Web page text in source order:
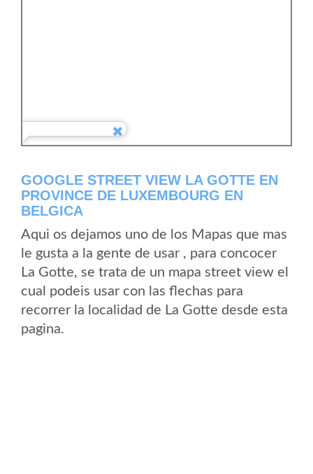
GOOGLE STREET VIEW LA GOTTE EN
PROVINCE DE LUXEMBOURG EN
BELGICA
Aqui os dejamos uno de los Mapas que mas
le gusta a la gente de usar , para concocer
La Gotte, se trata de un mapa street view el
cual podeis usar con las flechas para
recorrer la localidad de La Gotte desde esta
pagina.